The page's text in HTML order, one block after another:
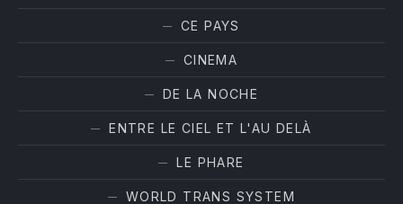
CE PAYS
CINEMA
DE LA NOCHE
ENTRE LE CIEL ET L'AU DELÀ
LE PHARE
WORLD TRANS SYSTEM